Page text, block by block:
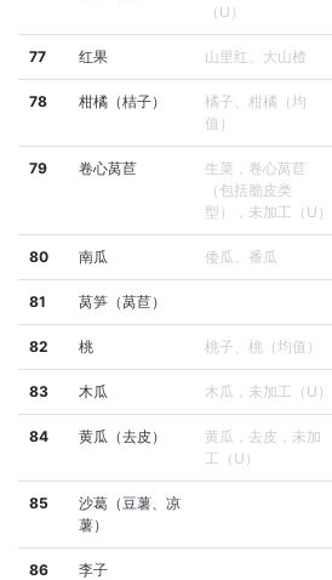
（U）
77 红果 山里红、大山楂
78 柑橘（桔子）
橘子、柑橘（均
值）
79 卷心莴苣
生菜，卷心莴苣
（包括脆皮类
型），未加工（U）
80 南瓜 倭瓜、番瓜
81 莴笋（莴苣）
82 桃 桃子、桃（均值）
83 木瓜 木瓜，未加工（U）
84 黄瓜（去皮）
黄瓜，去皮，未加
工（U）
85
沙葛（豆薯、凉
薯）
86 李子